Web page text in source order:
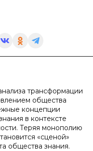
трансформации
общества
концепции
в контексте
Теряя монополию
«сценой»
общества знания.